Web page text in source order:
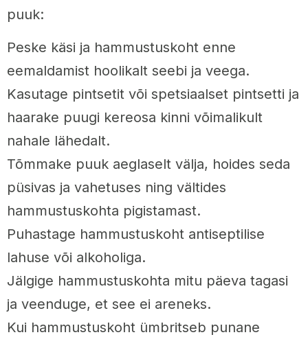
puuk:
Peske käsi ja hammustuskoht enne
eemaldamist hoolikalt seebi ja veega.
Kasutage pintsetit või spetsiaalset pintsetti ja
haarake puugi kereosa kinni võimalikult
nahale lähedalt.
Tõmmake puuk aeglaselt välja, hoides seda
püsivas ja vahetuses ning vältides
hammustuskohta pigistamast.
Puhastage hammustuskoht antiseptilise
lahuse või alkoholiga.
Jälgige hammustuskohta mitu päeva tagasi
ja veenduge, et see ei areneks.
Kui hammustuskoht ümbritseb punane